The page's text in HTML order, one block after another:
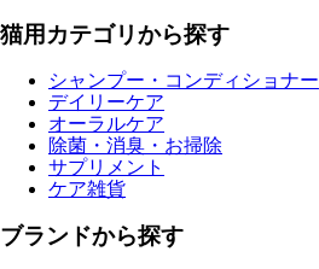
猫用カテゴリから探す
シャンプー・コンディショナー
デイリーケア
オーラルケア
除菌・消臭・お掃除
サプリメント
ケア雑貨
ブランドから探す